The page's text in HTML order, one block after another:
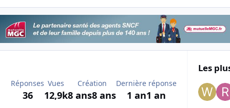
Réponses
36
Vues
12,9k
Création
8 ans8 ans
Dernière réponse
1 an1 an
Les